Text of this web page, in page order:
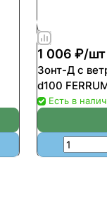
1 006 ₽/шт
Зонт-Д с
d100
Есть в